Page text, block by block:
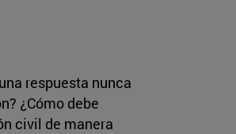
respuesta nunca
¿Cómo debe
civil de manera